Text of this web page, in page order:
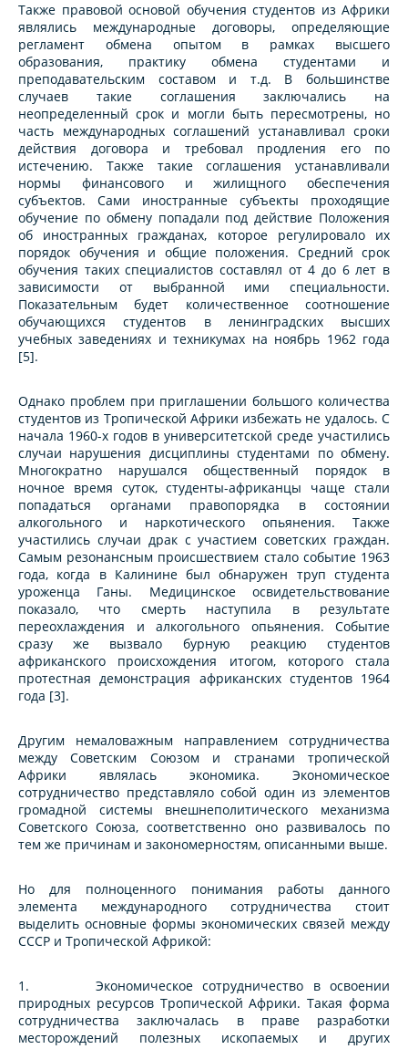
Также правовой основой обучения студентов из Африки
являлись международные договоры, определяющие
регламент обмена опытом в рамках высшего
образования, практику обмена студентами и
преподавательским составом и т.д. В большинстве
случаев такие соглашения заключались на
неопределенный срок и могли быть пересмотрены, но
часть международных соглашений устанавливал сроки
действия договора и требовал продления его по
истечению. Также такие соглашения устанавливали
нормы финансового и жилищного обеспечения
субъектов. Сами иностранные субъекты проходящие
обучение по обмену попадали под действие Положения
об иностранных гражданах, которое регулировало их
порядок обучения и общие положения. Средний срок
обучения таких специалистов составлял от 4 до 6 лет в
зависимости от выбранной ими специальности.
Показательным будет количественное соотношение
обучающихся студентов в ленинградских высших
учебных заведениях и техникумах на ноябрь 1962 года
[5].
Однако проблем при приглашении большого количества
студентов из Тропической Африки избежать не удалось. С
начала 1960-х годов в университетской среде участились
случаи нарушения дисциплины студентами по обмену.
Многократно нарушался общественный порядок в
ночное время суток, студенты-африканцы чаще стали
попадаться органами правопорядка в состоянии
алкогольного и наркотического опьянения. Также
участились случаи драк с участием советских граждан.
Самым резонансным происшествием стало событие 1963
года, когда в Калинине был обнаружен труп студента
уроженца Ганы. Медицинское освидетельствование
показало, что смерть наступила в результате
переохлаждения и алкогольного опьянения. Событие
сразу же вызвало бурную реакцию студентов
африканского происхождения итогом, которого стала
протестная демонстрация африканских студентов 1964
года [3].
Другим немаловажным направлением сотрудничества
между Советским Союзом и странами тропической
Африки являлась экономика. Экономическое
сотрудничество представляло собой один из элементов
громадной системы внешнеполитического механизма
Советского Союза, соответственно оно развивалось по
тем же причинам и закономерностям, описанными выше.
Но для полноценного понимания работы данного
элемента международного сотрудничества стоит
выделить основные формы экономических связей между
СССР и Тропической Африкой:
1. Экономическое сотрудничество в освоении
природных ресурсов Тропической Африки. Такая форма
сотрудничества заключалась в праве разработки
месторождений полезных ископаемых и других